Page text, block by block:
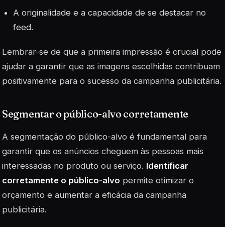
A originalidade e a capacidade de se destacar no
feed.
Lembrar-se de que a primeira impressão é crucial pode
ajudar a garantir que as imagens escolhidas contribuam
positivamente para o sucesso da campanha publicitária.
Segmentar o público-alvo corretamente
A segmentação do público-alvo é fundamental para
garantir que os anúncios cheguem às pessoas mais
interessadas no produto ou serviço. Identificar
corretamente o público-alvo permite otimizar o
orçamento e aumentar a eficácia da campanha
publicitária.